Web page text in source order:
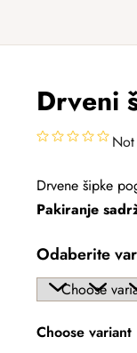
Drveni
Drvene šipke
Pakiranje
Odaberite
Choose variant